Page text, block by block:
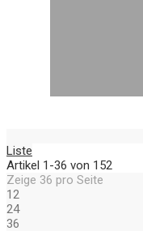
Liste
Artikel 1 -36 von 152
Zeige 36 pro Seite
12
24
36